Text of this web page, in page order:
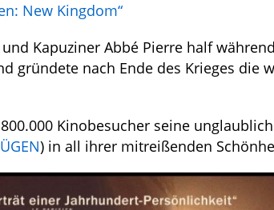
New Kingdom“
Kapuziner Abbé Pierre half
gründete nach Ende des Krieges die
Kinobesucher seine
) in all ihrer mitreißenden